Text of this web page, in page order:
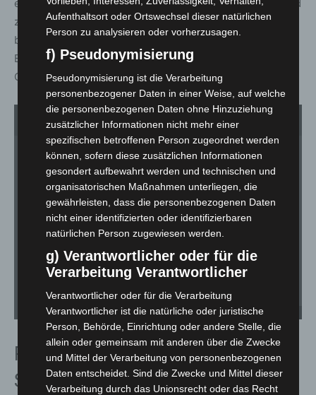
eingezäunte Auslaufzone sowie ein eigener Hundestrand
zur Verfügung, in dem sich die Tiere auch ohne Leine
bewegen und ins Wasser dürfen. Außerhalb dieser
Bereiche besteht Leinenpflicht, auf die der
Ordnungsdienst regelmäßig hinweist.
1von 3
Nutzungsordnung Silbersee Langenhagen. - Foto: Carl-Marcus Müller / LGHNews
Positives Beispiel:
Strandaschenbecher werden gut
Aufenthaltsort oder Ortswechsel dieser natürlichen
Person zu analysieren oder vorherzusagen.
f) Pseudonymisierung
Pseudonymisierung ist die Verarbeitung
personenbezogener Daten in einer Weise, auf welche
die personenbezogenen Daten ohne Hinzuziehung
zusätzlicher Informationen nicht mehr einer
spezifischen betroffenen Person zugeordnet werden
können, sofern diese zusätzlichen Informationen
gesondert aufbewahrt werden und technischen und
organisatorischen Maßnahmen unterliegen, die
gewährleisten, dass die personenbezogenen Daten
nicht einer identifizierten oder identifizierbaren
natürlichen Person zugewiesen werden.
g) Verantwortlicher oder für die
Verarbeitung Verantwortlicher
Verantwortlicher oder für die Verarbeitung
Verantwortlicher ist die natürliche oder juristische
Person, Behörde, Einrichtung oder andere Stelle, die
allein oder gemeinsam mit anderen über die Zwecke
und Mittel der Verarbeitung von personenbezogenen
Daten entscheidet. Sind die Zwecke und Mittel dieser
Verarbeitung durch das Unionsrecht oder das Recht